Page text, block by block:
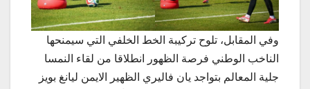
وفي المقابل، تلوح تركيبة الخط الخلفي التي سيمنحها
الناخب الوطني فرصة الظهور انطلاقا من لقاء النمسا
جلية المعالم بتواجد يان فاليري الظهير الايمن ليانغ بويز